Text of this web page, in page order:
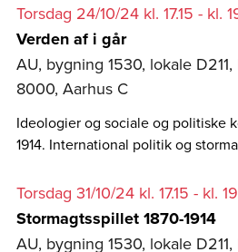
Torsdag 24/10/24 kl. 17.15 - kl.
Verden af i går
AU, bygning 1530, lokale
8000, Aarhus C
Ideologier og sociale og politiske
1914. International politik og
Torsdag 31/10/24 kl. 17.15 - kl.
Stormagtsspillet 1870-1914
AU, bygning 1530, lokale